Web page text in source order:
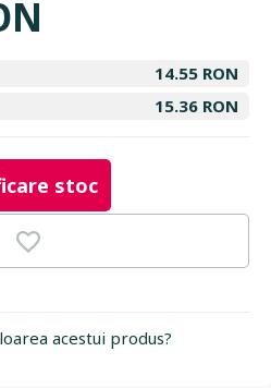
14.55 RON
15.36 RON
stoc
acestui produs?